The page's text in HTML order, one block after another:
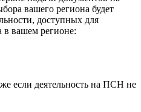
вашего региона будет
доступных для
в вашем регионе:
если деятельность на ПСН не